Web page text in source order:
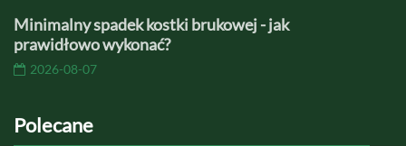
Minimalny spadek kostki brukowej - jak
prawidłowo wykonać?
2026-08-07
Polecane